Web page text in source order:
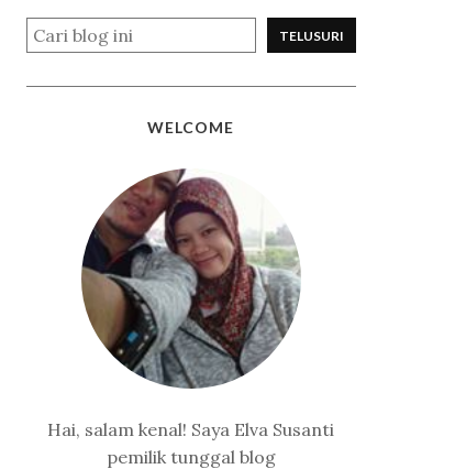
WELCOME
Hai, salam kenal! Saya Elva Susanti
pemilik tunggal blog